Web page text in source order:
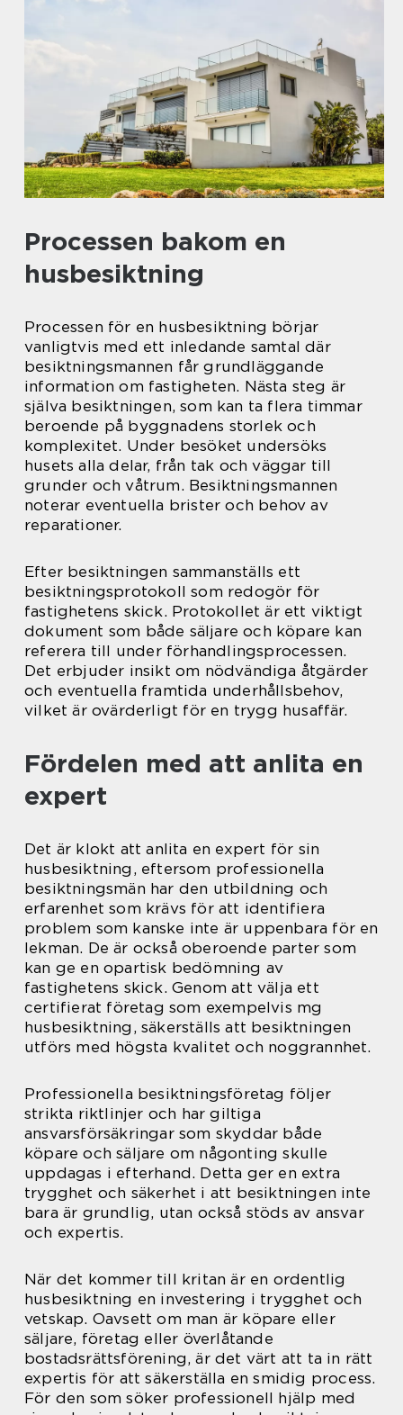
Processen bakom en
husbesiktning
Processen för en husbesiktning börjar
vanligtvis med ett inledande samtal där
besiktningsmannen får grundläggande
information om fastigheten. Nästa steg är
själva besiktningen, som kan ta flera timmar
beroende på byggnadens storlek och
komplexitet. Under besöket undersöks
husets alla delar, från tak och väggar till
grunder och våtrum. Besiktningsmannen
noterar eventuella brister och behov av
reparationer.
Efter besiktningen sammanställs ett
besiktningsprotokoll som redogör för
fastighetens skick. Protokollet är ett viktigt
dokument som både säljare och köpare kan
referera till under förhandlingsprocessen.
Det erbjuder insikt om nödvändiga åtgärder
och eventuella framtida underhållsbehov,
vilket är ovärderligt för en trygg husaffär.
Fördelen med att anlita en
expert
Det är klokt att anlita en expert för sin
husbesiktning, eftersom professionella
besiktningsmän har den utbildning och
erfarenhet som krävs för att identifiera
problem som kanske inte är uppenbara för en
lekman. De är också oberoende parter som
kan ge en opartisk bedömning av
fastighetens skick. Genom att välja ett
certifierat företag som exempelvis mg
husbesiktning, säkerställs att besiktningen
utförs med högsta kvalitet och noggrannhet.
Professionella besiktningsföretag följer
strikta riktlinjer och har giltiga
ansvarsförsäkringar som skyddar både
köpare och säljare om någonting skulle
uppdagas i efterhand. Detta ger en extra
trygghet och säkerhet i att besiktningen inte
bara är grundlig, utan också stöds av ansvar
och expertis.
När det kommer till kritan är en ordentlig
husbesiktning en investering i trygghet och
vetskap. Oavsett om man är köpare eller
säljare, företag eller överlåtande
bostadsrättsförening, är det värt att ta in rätt
expertis för att säkerställa en smidig process.
För den som söker professionell hjälp med